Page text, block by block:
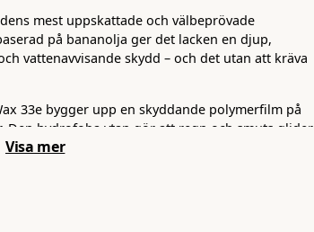
mest uppskattade och välbeprövade
på bananolja ger det lacken en djup,
vattenavvisande skydd – och det utan att kräva
33e bygger upp en skyddande polymerfilm på
Den hydrofoba ytan gör att regn och smuts glider
längre mellan tvättarna.
Visa mer